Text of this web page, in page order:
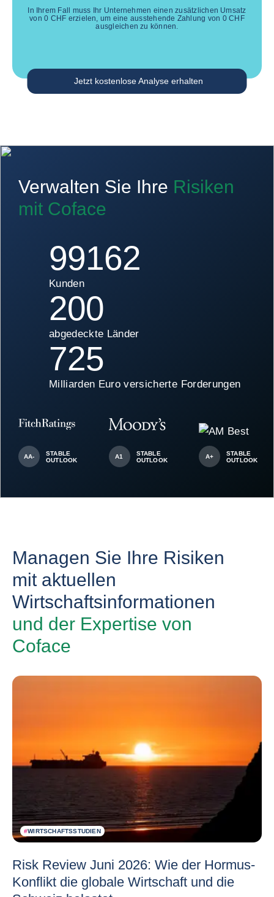
In Ihrem Fall muss Ihr Unternehmen einen zusätzlichen Umsatz
von0 CHF erzielen, um eine ausstehende Zahlung von 0 CHF
ausgleichen zu können.
Jetzt kostenlose Analyse erhalten
Verwalten Sie Ihre Risiken
mit Coface
100000
Kunden
200
abgedeckte Länder
725
Milliarden Euro versicherte Forderungen
AA-
STABLE
OUTLOOK
A1
STABLE
OUTLOOK
A+
STABLE
OUTLOOK
Managen Sie Ihre Risiken
mit aktuellen
Wirtschaftsinformationen
und der Expertise von
Coface
#WIRTSCHAFTSSTUDIEN
Risk Review Juni 2026: Wie der Hormus-
Konflikt die globale Wirtschaft und die